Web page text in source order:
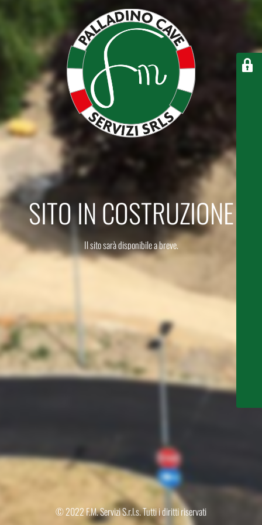
SITO IN COSTRUZIONE
Il sito sarà disponibile a breve.
© 2022 F.M. Servizi S.r.l.s. Tutti i diritti riservati